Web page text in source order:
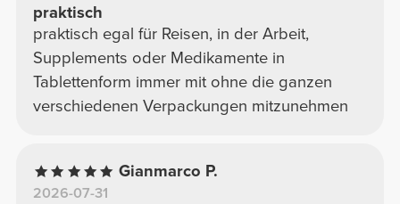
praktisch
praktisch egal für Reisen, in der Arbeit,
Supplements oder Medikamente in
Tablettenform immer mit ohne die ganzen
verschiedenen Verpackungen mitzunehmen
Gianmarco P.
2026-07-31